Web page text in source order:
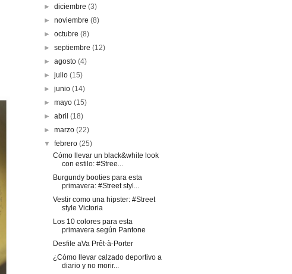
►diciembre(3)
►noviembre(8)
►octubre(8)
►septiembre(12)
►agosto(4)
►julio(15)
►junio(14)
►mayo(15)
►abril(18)
►marzo(22)
▼febrero(25)
Cómo llevar un black&white look
con estilo: #Stree...
Burgundy booties para esta
primavera: #Street styl...
Vestir como una hipster: #Street
style Victoria
Los 10 colores para esta
primavera según Pantone
Desfile aVa Prêt-à-Porter
¿Cómo llevar calzado deportivo a
diario y no morir...